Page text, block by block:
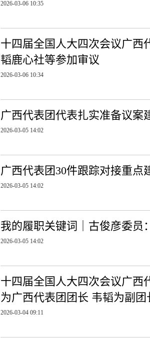
2026-03-06 10:35
十四届全国人大四次会议广西
韬鹿心社等参加审议
2026-03-06 10:34
广西代表团代表扎实准备议案
2026-03-05 14:02
广西代表团30件跟踪对接重点
2026-03-05 14:02
我的履职关键词｜古俊彦委员
2026-03-05 14:02
十四届全国人大四次会议广西
为广西代表团团长 韦韬为副团
2026-03-04 09:11